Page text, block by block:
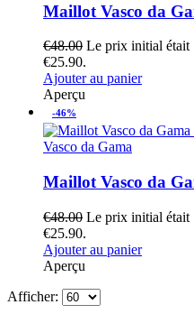
Maillot Vasco da
€48.00 Le prix initial était
€25.90.
Ajouter au panier
Aperçu
-46%
Vasco da Gama
Maillot Vasco da
€48.00 Le prix initial était
€25.90.
Ajouter au panier
Aperçu
Afficher: